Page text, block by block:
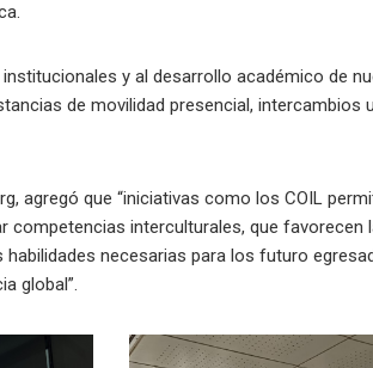
y al desarrollo académico de
de movilidad presencial, intercambios
agregó que “iniciativas como los COIL
competencias interculturales, que favorecen
necesarias para los futuro
global”.